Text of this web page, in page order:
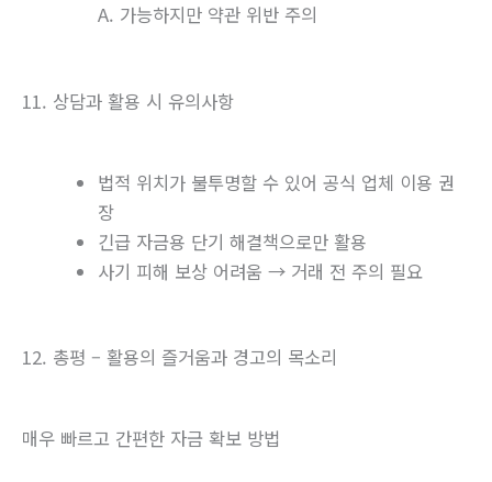
A. 가능하지만 약관 위반 주의
11. 상담과 활용 시 유의사항
법적 위치가 불투명할 수 있어 공식 업체 이용 권
장
긴급 자금용 단기 해결책으로만 활용
사기 피해 보상 어려움 → 거래 전 주의 필요
12. 총평 – 활용의 즐거움과 경고의 목소리
매우 빠르고 간편한 자금 확보 방법